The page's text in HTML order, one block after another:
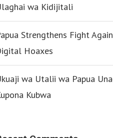
wa Kidijitali
Strengthens Fight
Hoaxes
wa Utalii wa Papua
Kubwa